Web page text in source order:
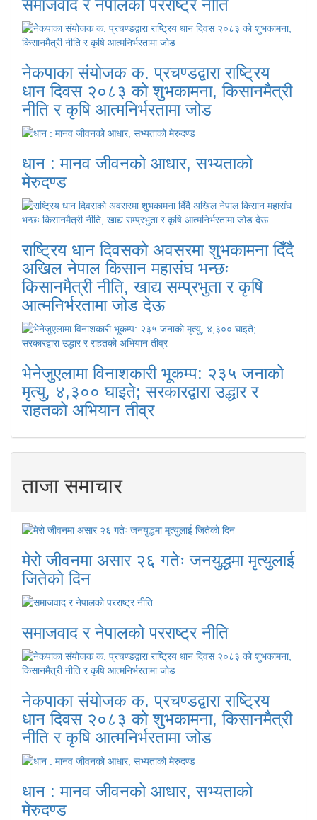
समाजवाद र नेपालको परराष्ट्र नीति
नेकपाका संयोजक क. प्रचण्डद्वारा राष्ट्रिय
धान दिवस २०८३ को शुभकामना, किसानमैत्री
नीति र कृषि आत्मनिर्भरतामा जोड
धान : मानव जीवनको आधार, सभ्यताको
मेरुदण्ड
राष्ट्रिय धान दिवसको अवसरमा शुभकामना दिँदै
अखिल नेपाल किसान महासंघ भन्छः
किसानमैत्री नीति, खाद्य सम्प्रभुता र कृषि
आत्मनिर्भरतामा जोड देऊ
भेनेजुएलामा विनाशकारी भूकम्प: २३५ जनाको
मृत्यु, ४,३०० घाइते; सरकारद्वारा उद्धार र
राहतको अभियान तीव्र
ताजा समाचार
मेरो जीवनमा असार २६ गतेः जनयुद्धमा मृत्युलाई
जितेको दिन
समाजवाद र नेपालको परराष्ट्र नीति
नेकपाका संयोजक क. प्रचण्डद्वारा राष्ट्रिय
धान दिवस २०८३ को शुभकामना, किसानमैत्री
नीति र कृषि आत्मनिर्भरतामा जोड
धान : मानव जीवनको आधार, सभ्यताको
मेरुदण्ड